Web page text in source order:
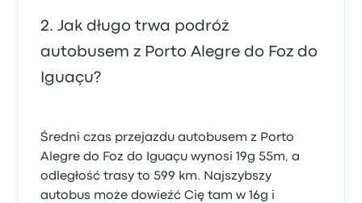
Jak długo trwa podróż
autobusem z Porto Alegre do Foz do
Iguaçu?
Średni czas przejazdu autobusem z Porto
Alegre do Foz do Iguaçu wynosi 19g 55m, a
odległość trasy to 599 km. Najszybszy
autobus może dowieźć Cię tam w 16g i